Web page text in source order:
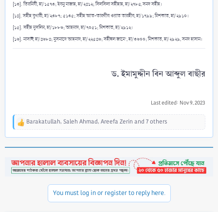
[১৩]. তিরমিযী, হা/১৫৭৩; ইবনু মাজাহ, হা/২৪১২; সিলসিলা সহীহাহ, হা/২৭৮৫, সনদ সহীহ।
[১৪]. সহীহ বুখারী, হা/২৩৮৭; ৫১৩৫; সহীহ আত-তারগীব ওয়াত তারহীব, হা/১৭৯৯; মিশকাত, হা/২৯১০।
[১৫]. সহীহ মুসলিম, হা/১৮৮৬; আহমাদ, হা/৭০৫১; মিশকাত, হা/২৯১২।
[১৬]. নাসাঈ, হা/৪৬৮৪; মুসনাদে আহমাদ, হা/২২৫৪৬; সহীহুল জামে‘, হা/৩৬০০; মিশকাত, হা/২৯২৯, সনদ হাসান।
ড. ইমামুদ্দীন বিন আব্দুল বাছীর​
Last edited: Nov 9, 2023
R
t
i
Barakatullah, Saleh Ahmad, Areefa Zerin and 7 others
You must log in or register to reply here.